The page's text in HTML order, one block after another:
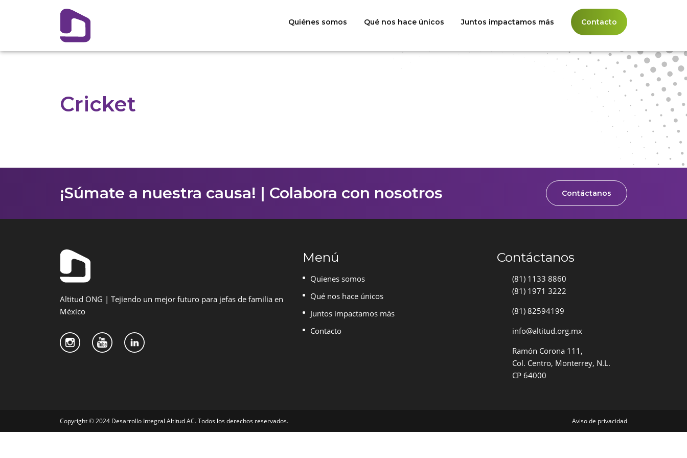
Quiénes somos Qué nos hace únicos Juntos impactamos más Contacto
Cricket
¡Súmate a nuestra causa! | Colabora con nosotros Contáctanos
Altitud ONG | Tejiendo un mejor futuro para jefas de familia en
México
Menú
Quienes somos
Qué nos hace únicos
Juntos impactamos más
Contacto
Contáctanos
(81) 1133 8860
(81) 1971 3222
(81) 82594199
info@altitud.org.mx
Ramón Corona 111,
Col. Centro, Monterrey, N.L.
CP 64000
Copyright © 2024 Desarrollo Integral Altitud AC. Todos los derechos reservados. Aviso de privacidad